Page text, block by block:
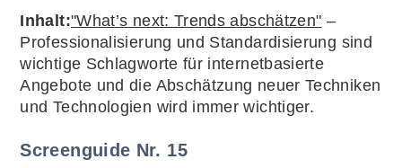
Inhalt:"What’s next: Trends abschätzen" –
Professionalisierung und Standardisierung sind
wichtige Schlagworte für internetbasierte
Angebote und die Abschätzung neuer Techniken
und Technologien wird immer wichtiger.
Screenguide Nr. 15